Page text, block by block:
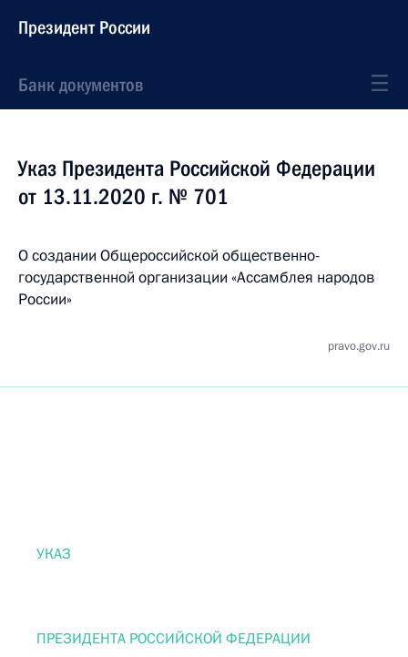
Президент России
Банк документов
Указ Президента Российской Федерации
от 13.11.2020 г. № 701
О создании Общероссийской общественно-
государственной организации «Ассамблея народов
России»
pravo.gov.ru
УКАЗ
ПРЕЗИДЕНТА РОССИЙСКОЙ ФЕДЕРАЦИИ